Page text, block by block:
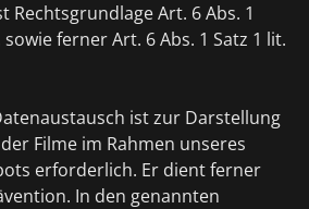
Rechtsgrundlage Art. 6 Abs. 1
sowie ferner Art. 6 Abs. 1 Satz 1 lit.
ist zur Darstellung
Filme im Rahmen unseres
erforderlich. Er dient ferner
In den genannten